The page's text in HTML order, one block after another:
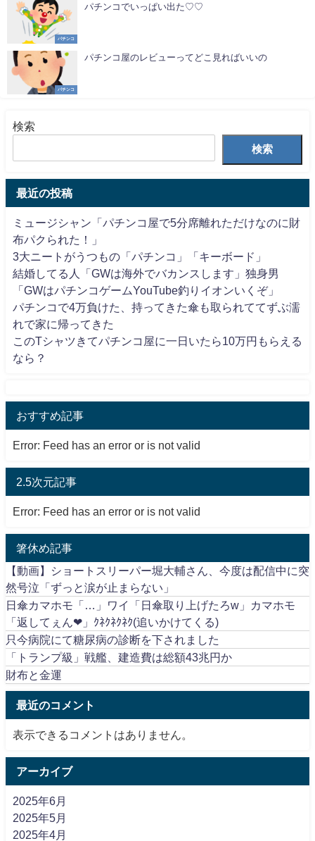
パチンコ
パチンコでいっぱい出た♡♡
パチンコ
パチンコ屋のレビューってどこ見ればいいの
検索
検索
最近の投稿
ミュージシャン「パチンコ屋で5分席離れただけなのに財
布パクられた！」
3大ニートがうつもの「パチンコ」「キーボード」
結婚してる人「GWは海外でバカンスします」独身男
「GWはパチンコゲームYouTube釣りイオンいくぞ」
パチンコで4万負けた、持ってきた傘も取られててずぶ濡
れで家に帰ってきた
このTシャツきてパチンコ屋に一日いたら10万円もらえる
なら？
おすすめ記事
Error: Feed has an error or is not valid
2.5次元記事
Error: Feed has an error or is not valid
箸休め記事
【動画】ショートスリーパー堀大輔さん、今度は配信中に突
然号泣「ずっと涙が止まらない」
日傘カマホモ「…」ワイ「日傘取り上げたろw」カマホモ
「返してぇん❤」ｸﾈｸﾈｸﾈｸ(追いかけてくる)
只今病院にて糖尿病の診断を下されました
「トランプ級」戦艦、建造費は総額43兆円か
財布と金運
最近のコメント
表示できるコメントはありません。
アーカイブ
2025年6月
2025年5月
2025年4月